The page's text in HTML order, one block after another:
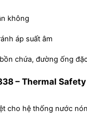
không
áp suất âm
chứa, đường ống
– Thermal
cho hệ thống nước